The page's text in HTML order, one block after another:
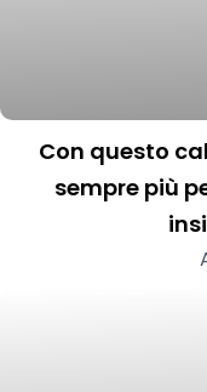
Con questo
sempre più